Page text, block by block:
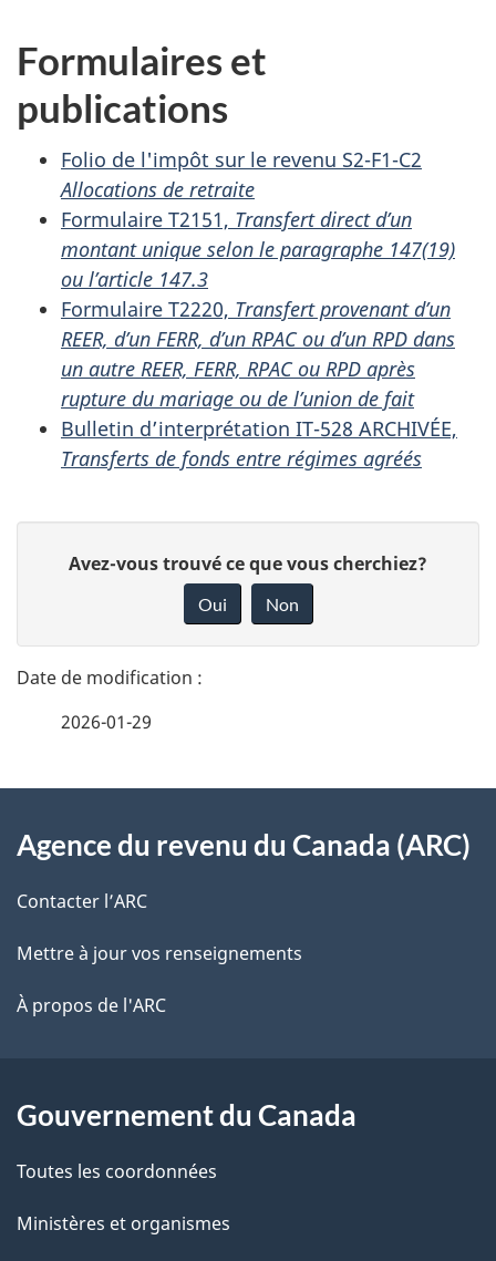
Formulaires et
publications
Folio de l'impôt sur le revenu S2-F1-C2
Allocations de retraite
Formulaire T2151, Transfert direct d’un
montant unique selon le paragraphe 147(19)
ou l’article 147.3
Formulaire T2220, Transfert provenant d’un
REER, d’un FERR, d’un RPAC ou d’un RPD dans
un autre REER, FERR, RPAC ou RPD après
rupture du mariage ou de l’union de fait
Bulletin d’interprétation IT-528 ARCHIVÉE,
Transferts de fonds entre régimes agréés
t
a
l
s
l
a
a
g
e
n
o
t
r
e
é
t
a
t
i
Avez-vous trouvé ce que vous cherchiez?
Oui Non
2026-01-29
propos
de
ce
site
Agence du revenu du Canada (ARC)
Contacter l’ARC
Mettre à jour vos renseignements
À propos de l'ARC
Gouvernement du Canada
Toutes les coordonnées
Ministères et organismes